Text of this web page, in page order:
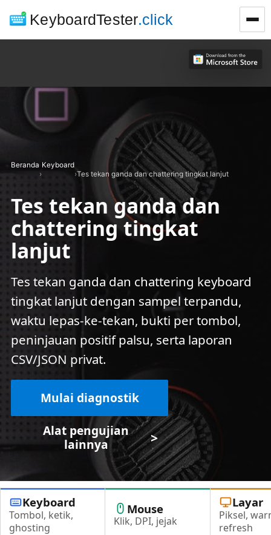
KeyboardTester.click
Beranda
›
Keyboard
›Tes tekan ganda dan chattering tingkat lanjut
Tes tekan ganda dan
chattering tingkat
lanjut
Tes tekan ganda dan chattering keyboard
tingkat lanjut dengan sampel terpandu,
waktu lepas-ke-tekan, bukti per tombol,
peninjauan positif palsu, serta laporan
CSV/JSON privat.
Mulai diagnostik
Alat pengujian
lainnya
>
Keyboard
Tombol, ketik,
ghosting
Mouse
Klik, DPI, jejak
Layar
Piksel,
refresh